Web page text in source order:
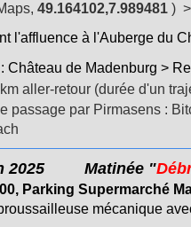
49.164102,7.989481 ) >
l'affluence à l'Auberge du
Château de Madenburg >
aller-retour (durée d'un
passage par Pirmasens :
2025Matinée "
Parking Supermarché
mécanique